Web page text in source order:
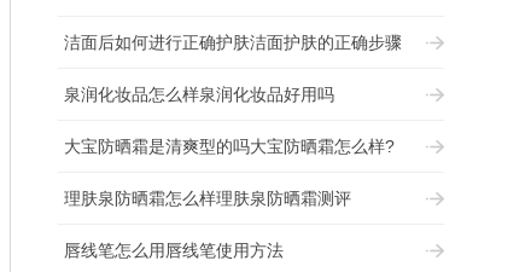
洁面后如何进行正确护肤洁面护肤的正确步骤
泉润化妆品怎么样泉润化妆品好用吗
大宝防晒霜是清爽型的吗大宝防晒霜怎么样?
理肤泉防晒霜怎么样理肤泉防晒霜测评
唇线笔怎么用唇线笔使用方法